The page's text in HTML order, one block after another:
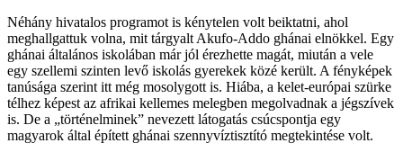
Néhány hivatalos programot is kénytelen volt beiktatni, ahol
meghallgattuk volna, mit tárgyalt Akufo-Addo ghánai elnökkel. Egy
ghánai általános iskolában már jól érezhette magát, miután a vele
egy szellemi szinten levő iskolás gyerekek közé került. A fényképek
tanúsága szerint itt még mosolygott is. Hiába, a kelet-európai szürke
télhez képest az afrikai kellemes melegben megolvadnak a jégszívek
is. De a „történelminek” nevezett látogatás csúcspontja egy
magyarok által épített ghánai szennyvíztisztító megtekintése volt.